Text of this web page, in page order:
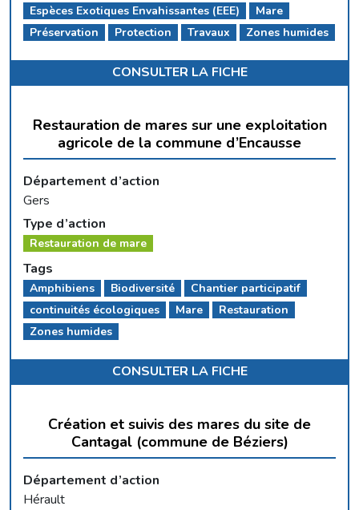
Espèces Exotiques Envahissantes (EEE)
Mare
Préservation
Protection Travaux Zones humides
CONSULTER LA FICHE
Restauration de mares sur une exploitation
agricole de la commune d’Encausse
Département d’action
Gers
Type d’action
Restauration de mare
Tags
Amphibiens Biodiversité
Chantier participatif
continuités écologiques
Mare
Restauration
Zones humides
CONSULTER LA FICHE
Création et suivis des mares du site de
Cantagal (commune de Béziers)
Département d’action
Hérault